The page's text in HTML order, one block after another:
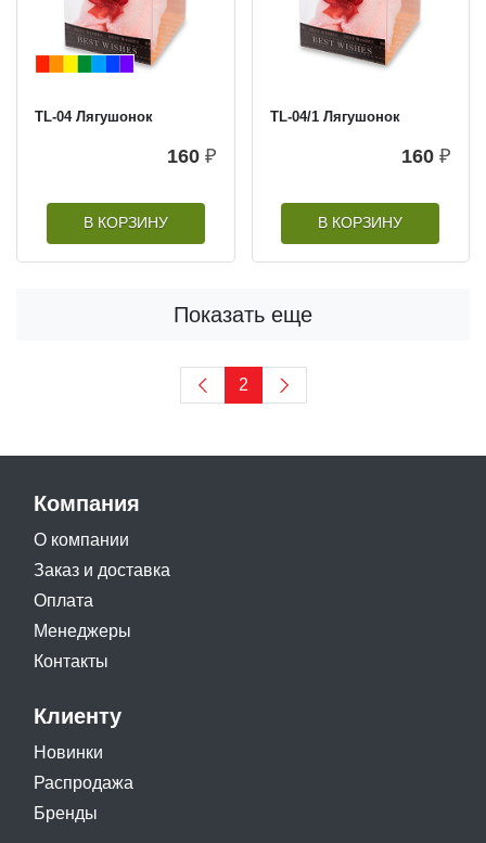
TL-04 Лягушонок
160 ₽
В КОРЗИНУ
TL-04/1 Лягушонок
160 ₽
В КОРЗИНУ
Показать еще
2
Компания
О компании
Заказ и доставка
Оплата
Менеджеры
Контакты
Клиенту
Новинки
Распродажа
Бренды